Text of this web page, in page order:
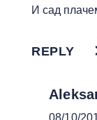
И сад
REPLY
08/10/